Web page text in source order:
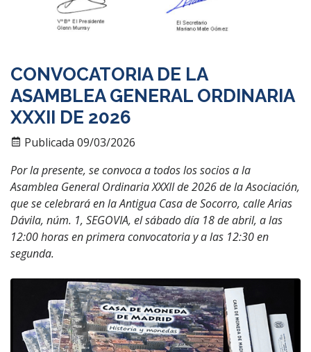
CONVOCATORIA DE LA
ASAMBLEA GENERAL ORDINARIA
XXXII DE 2026
Publicada 09/03/2026
Por la presente, se convoca a todos los socios a la
Asamblea General Ordinaria XXXII de 2026 de la Asociación,
que se celebrará en la Antigua Casa de Socorro, calle Arias
Dávila, núm. 1, SEGOVIA, el sábado día 18 de abril, a las
12:00 horas en primera convocatoria y a las 12:30 en
segunda.